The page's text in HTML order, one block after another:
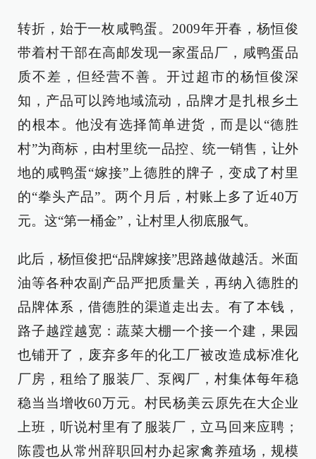
转折，始于一枚咸鸭蛋。2009年开春，杨恒俊
带着村干部在高邮发现一家蛋品厂，咸鸭蛋品
质不差，但经营不善。开过超市的杨恒俊深
知，产品可以跨地域流动，品牌才是扎根乡土
的根本。他没有选择简单进货，而是以“德胜
村”为商标，由村里统一品控、统一销售，让外
地的咸鸭蛋“嫁接”上德胜的牌子，变成了村里
的“拳头产品”。两个月后，村账上多了近40万
元。这“第一桶金”，让村里人彻底服气。
此后，杨恒俊把“品牌嫁接”思路越做越活。米面
油等各种农副产品严把质量关，再纳入德胜的
品牌体系，借德胜的渠道走出去。有了本钱，
路子越蹚越宽：蔬菜大棚一个接一个建，果园
也铺开了，废弃多年的化工厂被改造成标准化
厂房，租给了服装厂、泵阀厂，村集体每年稳
稳当当增收60万元。村民杨美云原先在大企业
上班，听说村里有了服装厂，立马回来应聘；
陈霞也从常州辞职回村办起家禽养殖场，规模